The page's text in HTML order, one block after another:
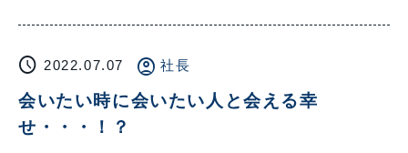
schedule 2022.07.07 account_circle 社長
会いたい時に会いたい人と会える幸
せ・・・！？